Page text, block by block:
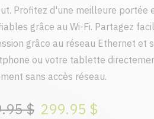
Profitez d'une meilleure portée
grâce au Wi-Fi. Partagez
grâce au réseau Ethernet et
ou votre tablette
sans accès réseau.
$ 299.95 $